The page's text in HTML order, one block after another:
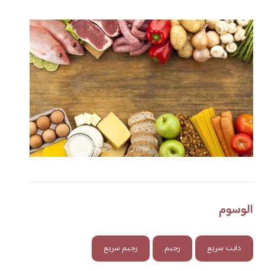
الوسوم
دايت سريع رجيم رجيم سريع